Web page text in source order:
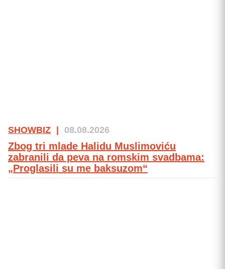
SHOWBIZ 08.08.2026
Zbog tri mlade Halidu Muslimoviću
zabranili da peva na romskim svadbama:
„Proglasili su me baksuzom“